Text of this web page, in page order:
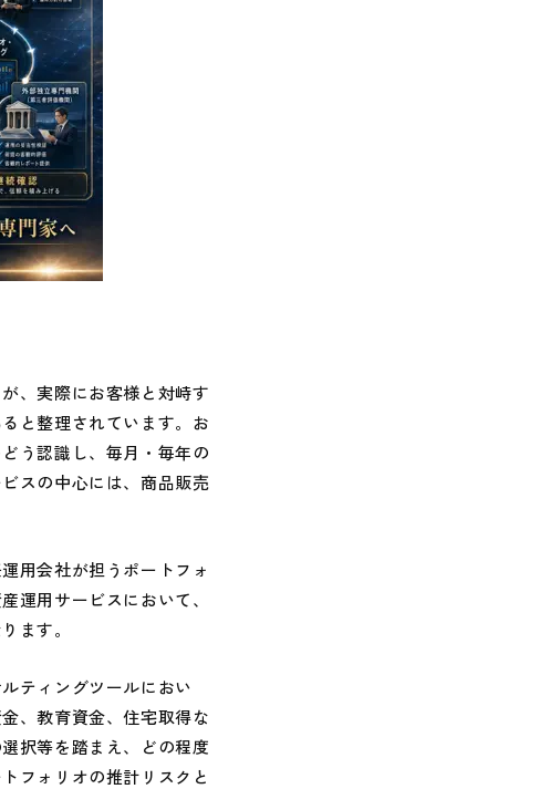
、実際にお客様と対峙す
と整理されています。お
う認識し、毎月・毎年の
スの中心には、商品販売
用会社が担うポートフォ
運用サービスにおいて、
ます。
ティングツールにおい
、教育資金、住宅取得な
択等を踏まえ、どの程度
フォリオの推計リスクと